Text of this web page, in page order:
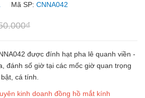
Mã SP: CNNA042
được đính hạt pha lê quanh viền -
đánh số giờ tại các mốc giờ quan trọng
cá tính.
kinh doanh đồng hồ mắt kính